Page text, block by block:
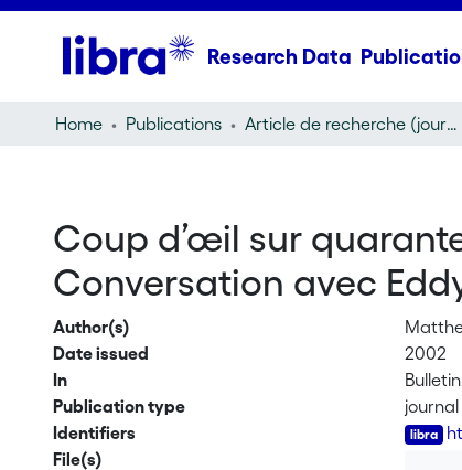
Research Data
Home Publications Article de recherche (journal article)
Coup d’œil sur
Conversation avec
Author(s)
Date issued
2002
In
Publication type
Identifiers
File(s)